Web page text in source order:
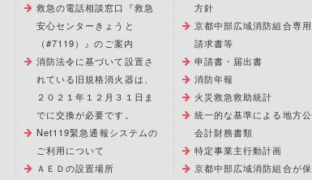
救急の電話相談窓口『救急
安心センターきょうと
（#7119）』のご案内
消防法令に基づいて設置さ
れている旧規格消火器は、
２０２１年１２月３１日ま
でに交換が必要です。
Net119緊急通報システムの
ご利用について
ＡＥＤの設置場所
方針
京都中部広域消防組合専用
請求書等
申請書・届出書
消防年報
火災救急救助統計
統一的な基準による地方公
会計財務書類
特定事業主行動計画
京都中部広域消防組合が保